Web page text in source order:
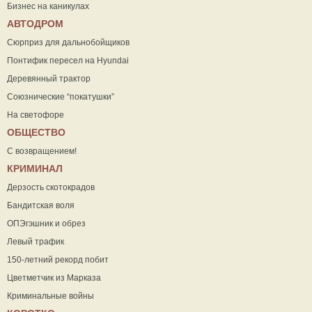
Бизнес на каникулах
АВТОДРОМ
Сюрприз для дальнобойщиков
Понтифик пересел на Hyundai
Деревянный трактор
Союзнические “покатушки”
На светофоре
ОБЩЕСТВО
С возвращением!
КРИМИНАЛ
Дерзость скотокрадов
Бандитская воля
ОПЭгэшник и обрез
Левый трафик
150-летний рекорд побит
Цветметчик из Марказа
Криминальные войны